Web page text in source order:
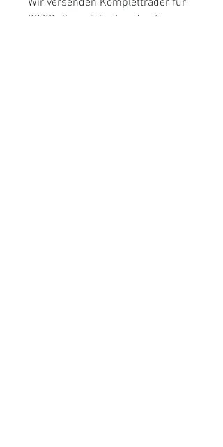
Wir versenden Kompletträder für
39,99,-€ versichert und gut